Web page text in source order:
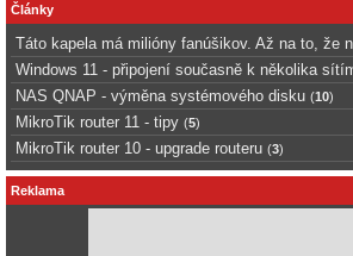
Články
Táto kapela má milióny fanúšikov. Až na to, že
Windows 11 - připojení současně k několika
NAS QNAP - výměna systémového disku (10)
MikroTik router 11 - tipy (5)
MikroTik router 10 - upgrade routeru (3)
Reklama